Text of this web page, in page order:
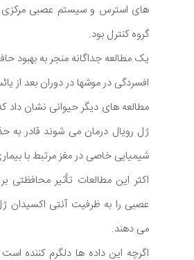
های استرس و سیستم عصبی
گروه کنترل بود.
یک مطالعه جداگانه منجر به بهبود
افسردگی در موشها در دوران بعد از
مطالعه های دیگر حیوانی نشان داد
ژل رویال درمان می شوند قادر به
شیمیایی خاصی در مغز مرتبط با
اکثر این مطالعات تأثیر محافظتی
عصبی را به ظرفیت آنتی اکسیدان
می دهند.
اگرچه این داده ها دلگرم کننده